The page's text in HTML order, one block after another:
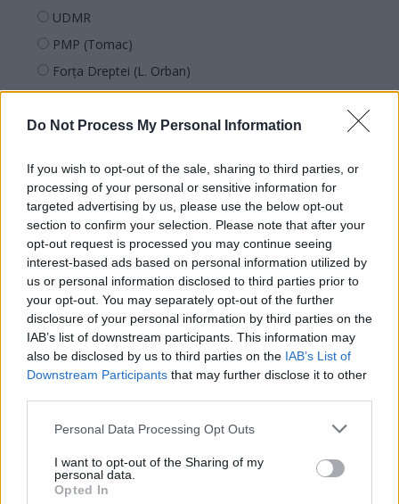
Do Not Process My Personal Information
If you wish to opt-out of the sale, sharing to third parties, or
processing of your personal or sensitive information for
targeted advertising by us, please use the below opt-out
section to confirm your selection. Please note that after your
opt-out request is processed you may continue seeing
interest-based ads based on personal information utilized by
us or personal information disclosed to third parties prior to
your opt-out. You may separately opt-out of the further
disclosure of your personal information by third parties on the
IAB’s list of downstream participants. This information may
also be disclosed by us to third parties on the IAB’s List of
Downstream Participants that may further disclose it to other
Personal Data Processing Opt Outs
I want to opt-out of the Sharing of my
personal data.
Opted In
UDMR
PMP (Tomac)
Forța Dreptei (L. Orban)
PNȚMM
REPER
SOS (Șoșoacă)
POT (Gavrilă)
PACE (Peia)
Acțiunea Conservatoare (Târziu)
PDF (Lazarus)
PUSL (D. Voiculescu)
PNȚCD (Pavelescu)
PNCR (Terheș)
Altul